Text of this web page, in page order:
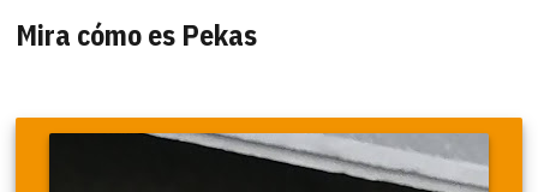
Mira cómo es Pekas